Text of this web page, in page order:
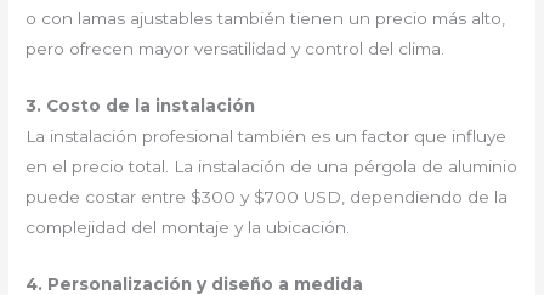
o con lamas ajustables también tienen un precio más alto,
pero ofrecen mayor versatilidad y control del clima.
3. Costo de la instalación
La instalación profesional también es un factor que influye
en el precio total. La instalación de una pérgola de aluminio
puede costar entre $300 y $700 USD, dependiendo de la
complejidad del montaje y la ubicación.
4. Personalización y diseño a medida